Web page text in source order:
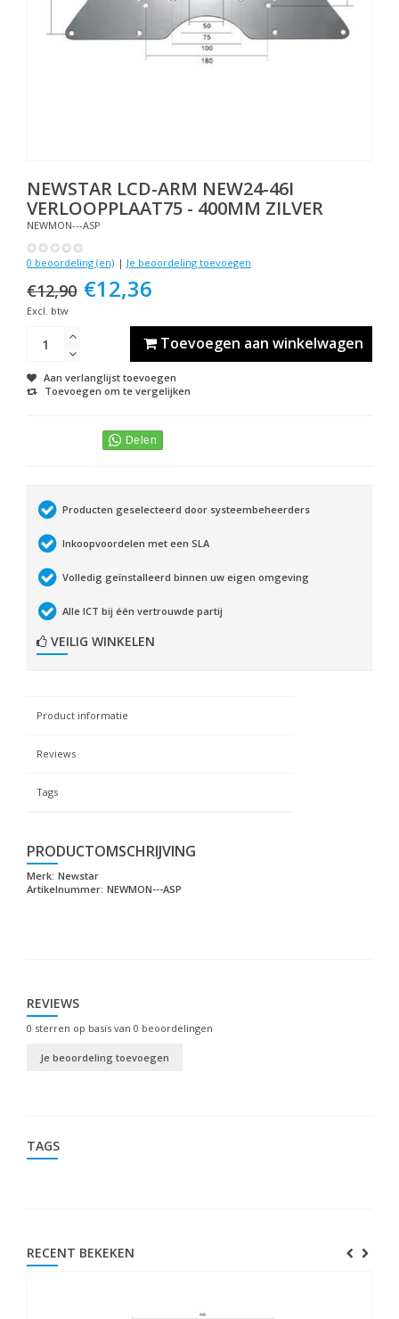
NEWSTAR LCD-ARM NEW24-46I
VERLOOPPLAAT75 - 400MM ZILVER
NEWMON---ASP
0 beoordeling (en) | Je beoordeling toevoegen
€12,90 €12,36
Excl. btw
Toevoegen aan winkelwagen
Aan verlanglijst toevoegen
Toevoegen om te vergelijken
Producten geselecteerd door systeembeheerders
Inkoopvoordelen met een SLA
Volledig geïnstalleerd binnen uw eigen omgeving
Alle ICT bij één vertrouwde partij
VEILIG WINKELEN
Product informatie
Reviews
Tags
PRODUCTOMSCHRIJVING
Merk: Newstar
Artikelnummer: NEWMON---ASP
REVIEWS
0 sterren op basis van 0 beoordelingen
Je beoordeling toevoegen
TAGS
RECENT BEKEKEN